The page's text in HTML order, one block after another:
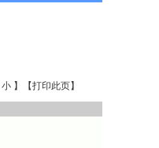
小】【打印此页】